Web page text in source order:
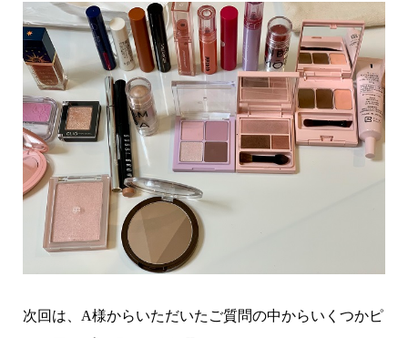
次回は、A様からいただいたご質問の中からいくつかピ